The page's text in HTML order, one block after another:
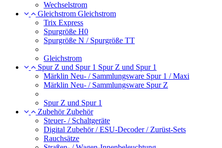
Wechselstrom
Gleichstrom Gleichstrom
Trix Express
Spurgröße H0
Spurgröße N / Spurgröße TT
Gleichstrom
Spur Z und Spur 1 Spur Z und Spur 1
Märklin Neu- / Sammlungsware Spur 1 / Maxi
Märklin Neu- / Sammlungsware Spur Z
Spur Z und Spur 1
Zubehör Zubehör
Steuer- / Schaltgeräte
Digital Zubehör / ESU-Decoder / Zurüst-Sets
Rauchsätze